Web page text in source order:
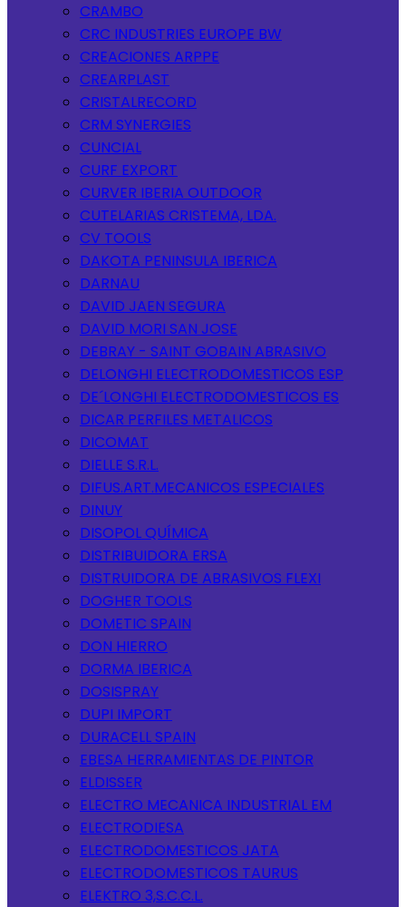
CRAMBO
CRC INDUSTRIES EUROPE BW
CREACIONES ARPPE
CREARPLAST
CRISTALRECORD
CRM SYNERGIES
CUNCIAL
CURF EXPORT
CURVER IBERIA OUTDOOR
CUTELARIAS CRISTEMA, LDA.
CV TOOLS
DAKOTA PENINSULA IBERICA
DARNAU
DAVID JAEN SEGURA
DAVID MORI SAN JOSE
DEBRAY - SAINT GOBAIN ABRASIVO
DELONGHI ELECTRODOMESTICOS ESP
DE´LONGHI ELECTRODOMESTICOS ES
DICAR PERFILES METALICOS
DICOMAT
DIELLE S.R.L.
DIFUS.ART.MECANICOS ESPECIALES
DINUY
DISOPOL QUÍMICA
DISTRIBUIDORA ERSA
DISTRUIDORA DE ABRASIVOS FLEXI
DOGHER TOOLS
DOMETIC SPAIN
DON HIERRO
DORMA IBERICA
DOSISPRAY
DUPI IMPORT
DURACELL SPAIN
EBESA HERRAMIENTAS DE PINTOR
ELDISSER
ELECTRO MECANICA INDUSTRIAL EM
ELECTRODIESA
ELECTRODOMESTICOS JATA
ELECTRODOMESTICOS TAURUS
ELEKTRO 3,S.C.C.L.